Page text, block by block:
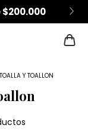
$200.000
Y TOALLON